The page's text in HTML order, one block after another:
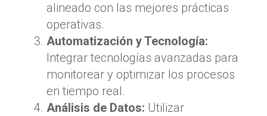
alineado con las mejores prácticas
operativas.
Automatización y Tecnología:
Integrar tecnologías avanzadas para
monitorear y optimizar los procesos
en tiempo real.
Análisis de Datos: Utilizar